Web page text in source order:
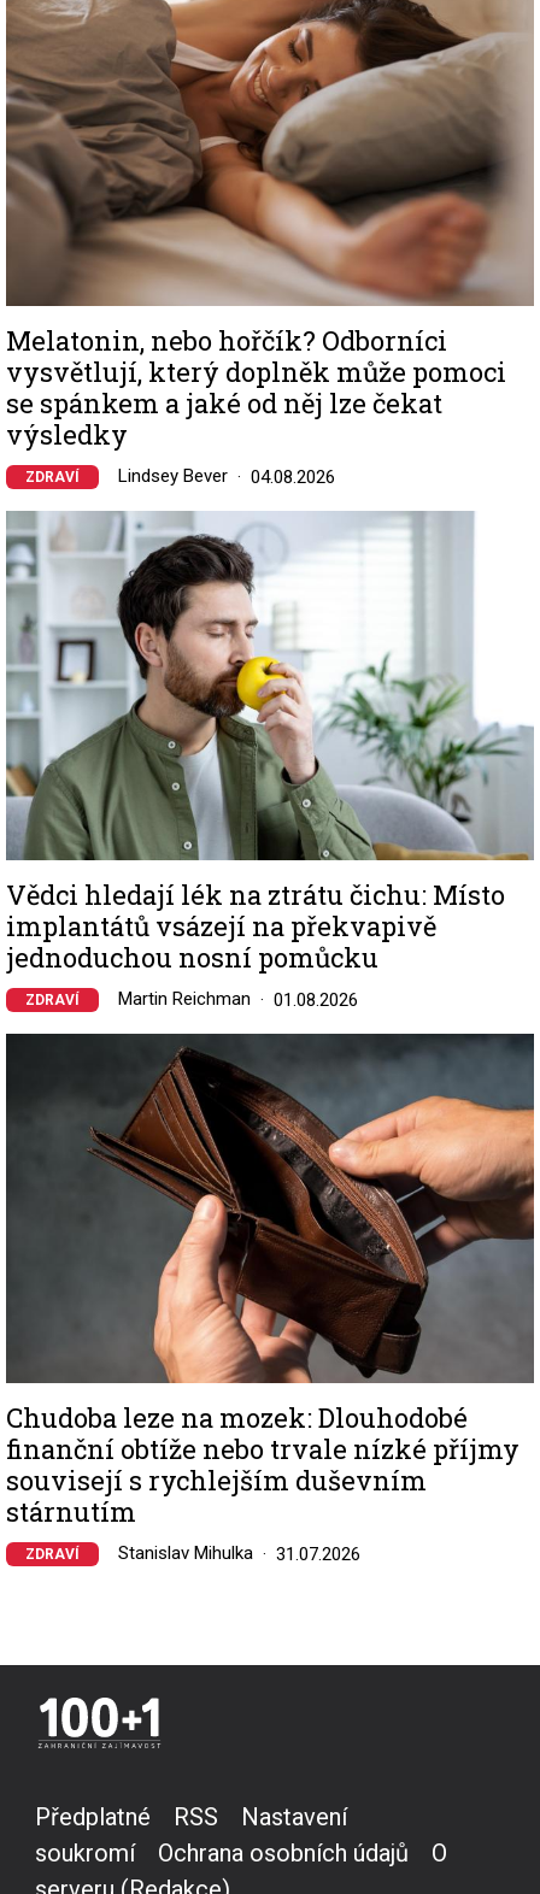
Melatonin, nebo hořčík? Odborníci
vysvětlují, který doplněk může pomoci
se spánkem a jaké od něj lze čekat
výsledky
ZDRAVÍ Lindsey Bever 04.08.2026
Image
Vědci hledají lék na ztrátu čichu: Místo
implantátů vsázejí na překvapivě
jednoduchou nosní pomůcku
ZDRAVÍ Martin Reichman 01.08.2026
Chudoba leze na mozek: Dlouhodobé
finanční obtíže nebo trvale nízké příjmy
souvisejí s rychlejším duševním
stárnutím
ZDRAVÍ Stanislav Mihulka 31.07.2026
Předplatné RSS
Nastavení
soukromí
Ochrana osobních údajů
O